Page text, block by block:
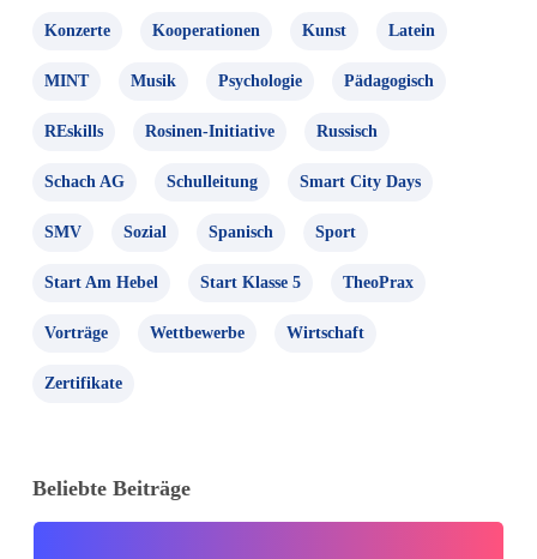
Konzerte Kooperationen Kunst Latein
MINT Musik Psychologie Pädagogisch
REskills Rosinen-Initiative Russisch
Schach AG Schulleitung Smart City Days
SMV Sozial Spanisch Sport
Start Am Hebel Start Klasse 5 TheoPrax
Vorträge Wettbewerbe Wirtschaft
Zertifikate
Beliebte Beiträge